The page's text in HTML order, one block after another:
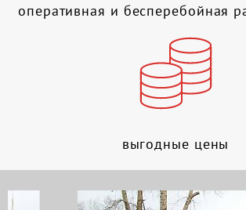
оперативная и бесперебойная
выгодные цены